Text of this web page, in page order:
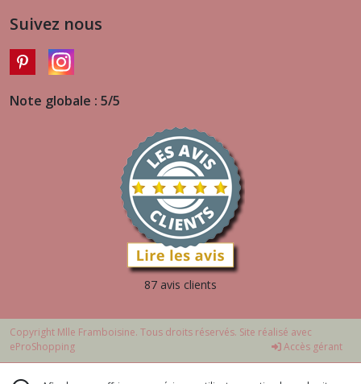
Suivez nous
Note globale : 5/5
87 avis clients
Copyright Mlle Framboisine. Tous droits réservés. Site réalisé avec
eProShopping
Accès gérant